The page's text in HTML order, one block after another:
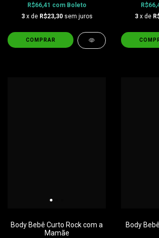
R$66,41 com Boleto
3 x de R$23,30 sem juros
COMPRAR
3 x de
Body Bebê Curto Rock com a
Mamãe
Body